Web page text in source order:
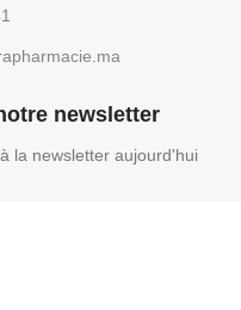
newsletter
la newsletter aujourd'hui